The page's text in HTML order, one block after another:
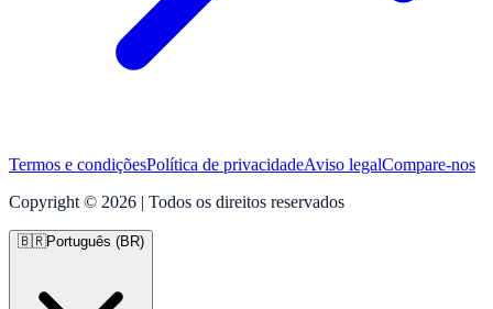
Termos e condiçõesPolítica de privacidadeAviso legalCompare-nos
Copyright © 2026 | Todos os direitos reservados
🇧🇷Português (BR)